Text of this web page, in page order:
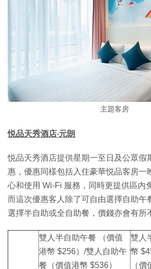
主題客房
悦品天秀酒店‧元朗
悦品天秀酒店提供星期一至日及公眾假
惠，優惠同樣包括入住豪華悦品客房一
心和使用 Wi-Fi 服務，同時更提供區內
而這次優惠客人除了可自由選擇自助午
選擇半自助或全自助餐，價錢亦會有所
雙人半自助午餐 （價值
港幣 $256）/雙人自助午
餐（價值港幣 $536）
雙人
幣
（價